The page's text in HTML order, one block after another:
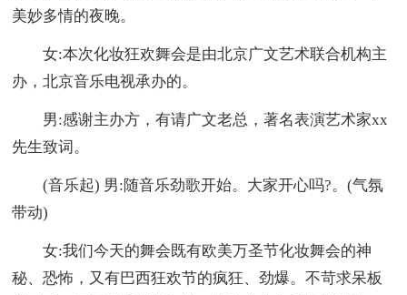
美妙多情的夜晚。
女:本次化妆狂欢舞会是由北京广文艺术联合机构主
办，北京音乐电视承办的。
男:感谢主办方，有请广文老总，著名表演艺术家xx
先生致词。
(音乐起) 男:随音乐劲歌开始。大家开心吗?。(气氛
带动)
女:我们今天的舞会既有欧美万圣节化妆舞会的神
秘、恐怖，又有巴西狂欢节的疯狂、劲爆。不苛求呆板